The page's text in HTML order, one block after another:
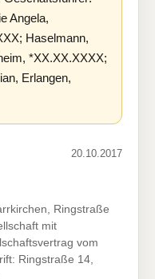
Angela,
Haselmann,
*XX.XX.XXXX;
Erlangen,
20.10.2017
Ringstraße
mit
vom
Ringstraße 14,